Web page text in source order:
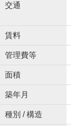
交通
賃料
管理費等
面積
築年月
種別 / 構造